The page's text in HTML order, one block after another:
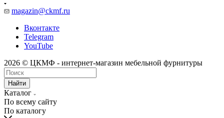
magazin@ckmf.ru
Вконтакте
Telegram
YouTube
2026 © ЦКМФ - интернет-магазин мебельной фурнитуры
Найти
Каталог
По всему сайту
По каталогу